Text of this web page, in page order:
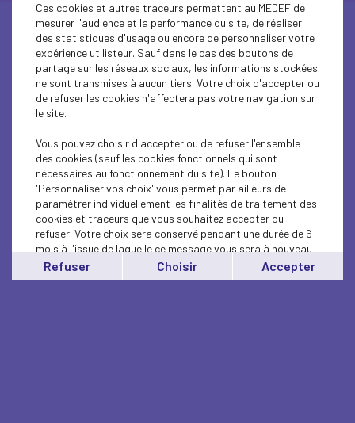
Ces cookies et autres traceurs permettent au MEDEF de
mesurer l'audience et la performance du site, de réaliser
des statistiques d'usage ou encore de personnaliser votre
expérience utilisteur. Sauf dans le cas des boutons de
partage sur les réseaux sociaux, les informations stockées
ne sont transmises à aucun tiers. Votre choix d'accepter ou
de refuser les cookies n'affectera pas votre navigation sur
le site.
Vous pouvez choisir d'accepter ou de refuser l'ensemble
des cookies (sauf les cookies fonctionnels qui sont
nécessaires au fonctionnement du site). Le bouton
'Personnaliser vos choix' vous permet par ailleurs de
paramétrer individuellement les finalités de traitement des
cookies et traceurs que vous souhaitez accepter ou
refuser. Votre choix sera conservé pendant une durée de 6
mois à l'issue de laquelle ce message vous sera à nouveau
affiché..
Vous pouvez modifier votre choix à tout moment en
Refuser Choisir Accepter